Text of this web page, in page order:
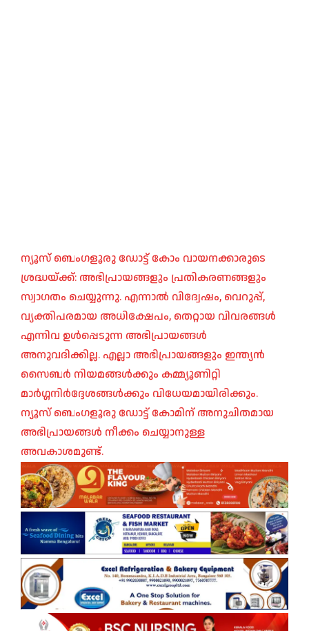
ന്യൂസ് ബെംഗളൂരു ഡോട്ട് കോം വായനക്കാരുടെ
ശ്രദ്ധയ്ക്ക്: അഭിപ്രായങ്ങളും പ്രതികരണങ്ങളും
സ്വാഗതം ചെയ്യുന്നു. എന്നാൽ വിദ്വേഷം, വെറുപ്പ്,
വ്യക്തിപരമായ അധിക്ഷേപം, തെറ്റായ വിവരങ്ങൾ
എന്നിവ ഉൾപ്പെടുന്ന അഭിപ്രായങ്ങൾ
അനുവദിക്കില്ല. എല്ലാ അഭിപ്രായങ്ങളും ഇന്ത്യൻ
സൈബർ നിയമങ്ങൾക്കും കമ്മ്യൂണിറ്റി
മാർഗ്ഗനിർദ്ദേശങ്ങൾക്കും വിധേയമായിരിക്കും.
ന്യൂസ് ബെംഗളൂരു ഡോട്ട് കോമിന് അനുചിതമായ
അഭിപ്രായങ്ങൾ നീക്കം ചെയ്യാനുള്ള
അവകാശമുണ്ട്.